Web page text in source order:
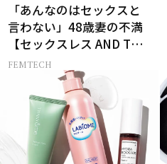
「あんなのはセックスと
言わない」48歳妻の不満
【セックスレス AND THE
CITY -女たちの告白-】
FEMTECH